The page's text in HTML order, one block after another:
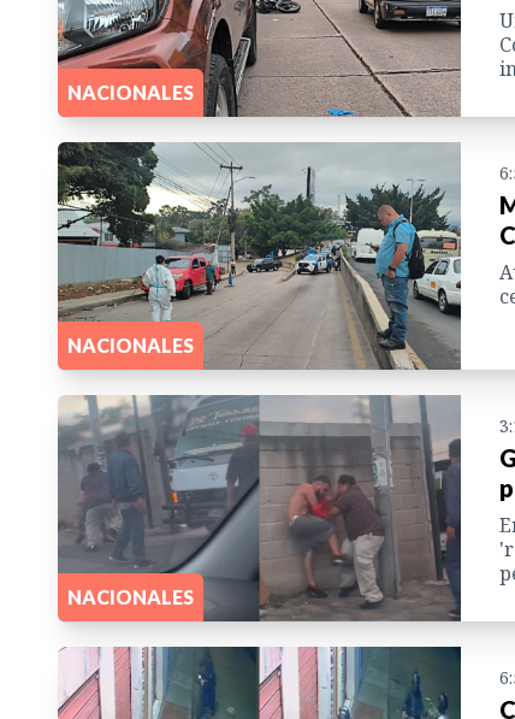
NACIONALES
NACIONALES
NACIONALES